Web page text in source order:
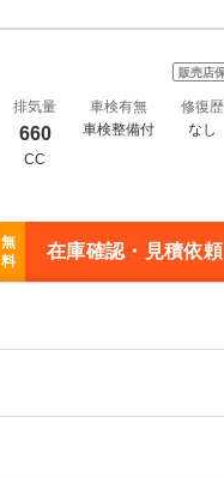
販売店
排気量
660
CC
車検有無
車検整備付
修復歴
なし
無
料
在庫確認・見積依頼